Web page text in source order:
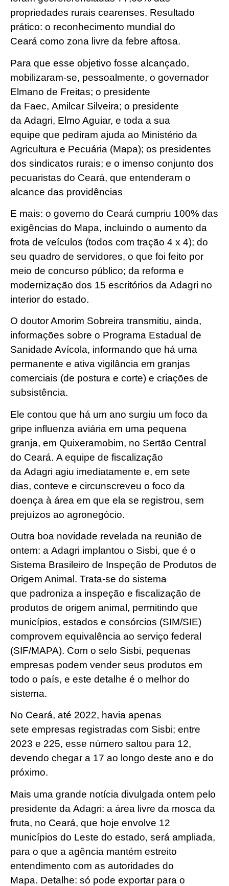
propriedades rurais cearenses. Resultado
prático: o reconhecimento mundial do
Ceará como zona livre da febre aftosa.
Para que esse objetivo fosse alcançado,
mobilizaram-se, pessoalmente, o governador
Elmano de Freitas; o presidente
da Faec, Amilcar Silveira; o presidente
da Adagri, Elmo Aguiar, e toda a sua
equipe que pediram ajuda ao Ministério da
Agricultura e Pecuária (Mapa); os presidentes
dos sindicatos rurais; e o imenso conjunto dos
pecuaristas do Ceará, que entenderam o
alcance das providências
E mais: o governo do Ceará cumpriu 100% das
exigências do Mapa, incluindo o aumento da
frota de veículos (todos com tração 4 x 4); do
seu quadro de servidores, o que foi feito por
meio de concurso público; da reforma e
modernização dos 15 escritórios da Adagri no
interior do estado.
O doutor Amorim Sobreira transmitiu, ainda,
informações sobre o Programa Estadual de
Sanidade Avícola, informando que há uma
permanente e ativa vigilância em granjas
comerciais (de postura e corte) e criações de
subsistência.
Ele contou que há um ano surgiu um foco da
gripe influenza aviária em uma pequena
granja, em Quixeramobim, no Sertão Central
do Ceará. A equipe de fiscalização
da Adagri agiu imediatamente e, em sete
dias, conteve e circunscreveu o foco da
doença à área em que ela se registrou, sem
prejuízos ao agronegócio.
Outra boa novidade revelada na reunião de
ontem: a Adagri implantou o Sisbi, que é o
Sistema Brasileiro de Inspeção de Produtos de
Origem Animal. Trata-se do sistema
que padroniza a inspeção e fiscalização de
produtos de origem animal, permitindo que
municípios, estados e consórcios (SIM/SIE)
comprovem equivalência ao serviço federal
(SIF/MAPA). Com o selo Sisbi, pequenas
empresas podem vender seus produtos em
todo o país, e este detalhe é o melhor do
sistema.
No Ceará, até 2022, havia apenas
sete empresas registradas com Sisbi; entre
2023 e 225, esse número saltou para 12,
devendo chegar a 17 ao longo deste ano e do
próximo.
Mais uma grande notícia divulgada ontem pelo
presidente da Adagri: a área livre da mosca da
fruta, no Ceará, que hoje envolve 12
municípios do Leste do estado, será ampliada,
para o que a agência mantém estreito
entendimento com as autoridades do
Mapa. Detalhe: só pode exportar para o